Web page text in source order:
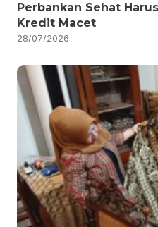
Perbankan Sehat
Kredit Macet
28/07/2026